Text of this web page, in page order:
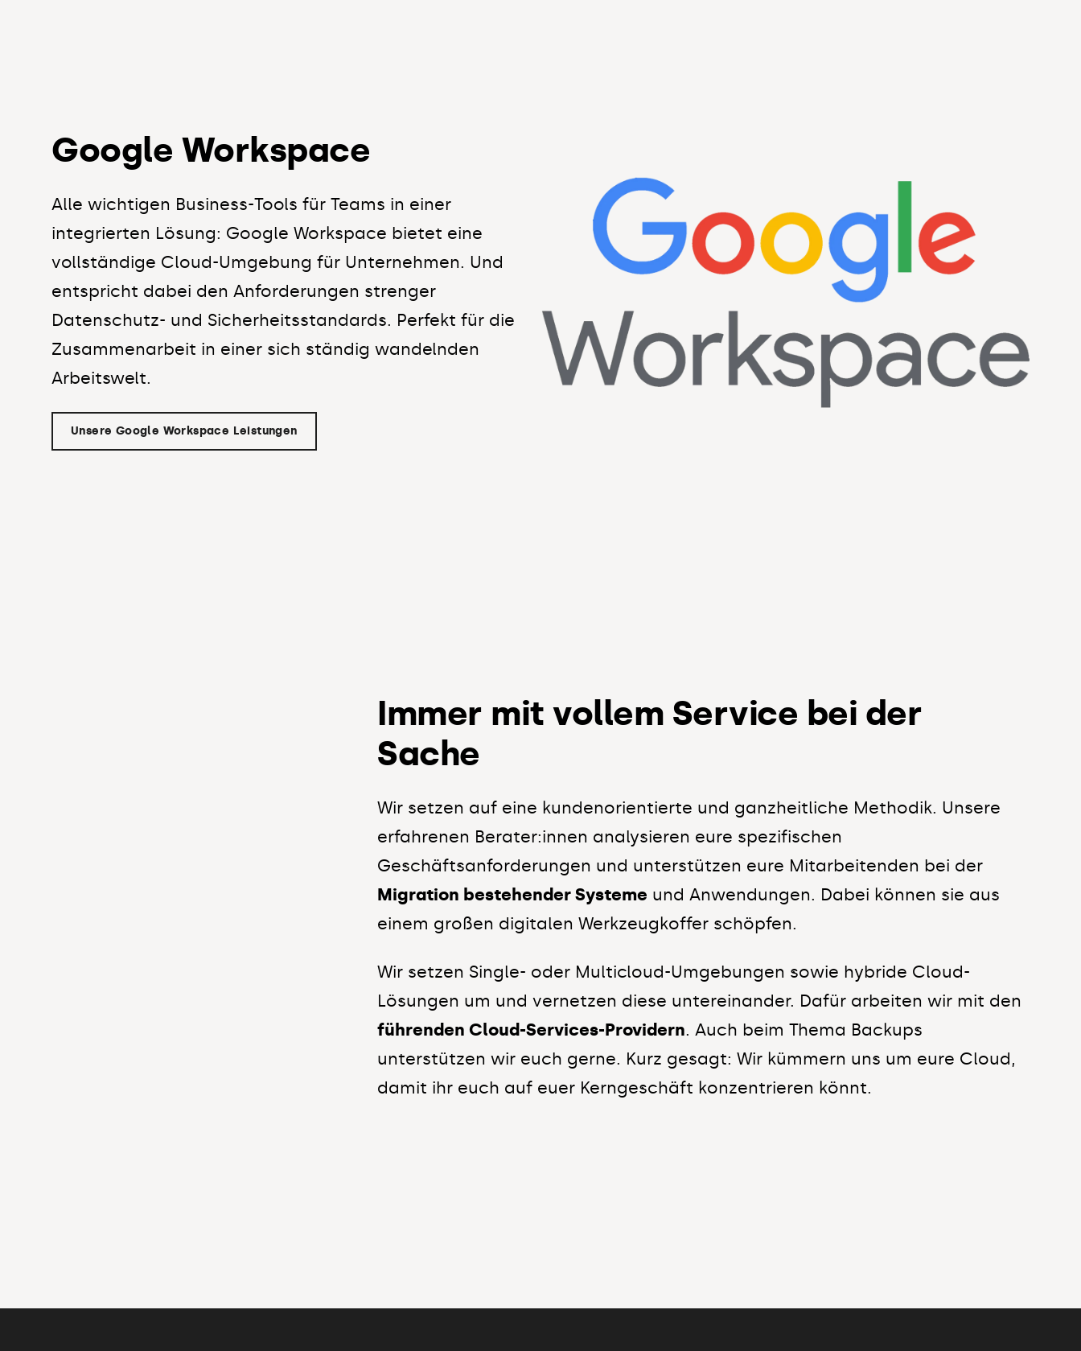
Google Workspace
Alle wichtigen Business-Tools für Teams in einer
integrierten Lösung: Google Workspace bietet eine
vollständige Cloud-Umgebung für Unternehmen. Und
entspricht dabei den Anforderungen strenger
Datenschutz- und Sicherheitsstandards. Perfekt für die
Zusammenarbeit in einer sich ständig wandelnden
Arbeitswelt.
Unsere Google Workspace Leistungen
Immer mit vollem Service bei der
Sache
Wir setzen auf eine kundenorientierte und ganzheitliche Methodik. Unsere
erfahrenen Berater:innen analysieren eure spezifischen
Geschäftsanforderungen und unterstützen eure Mitarbeitenden bei der
Migration bestehender Systeme und Anwendungen. Dabei können sie aus
einem großen digitalen Werkzeugkoffer schöpfen.
Wir setzen Single- oder Multicloud-Umgebungen sowie hybride Cloud-
Lösungen um und vernetzen diese untereinander. Dafür arbeiten wir mit den
führenden Cloud-Services-Providern. Auch beim Thema Backups
unterstützen wir euch gerne. Kurz gesagt: Wir kümmern uns um eure Cloud,
damit ihr euch auf euer Kerngeschäft konzentrieren könnt.